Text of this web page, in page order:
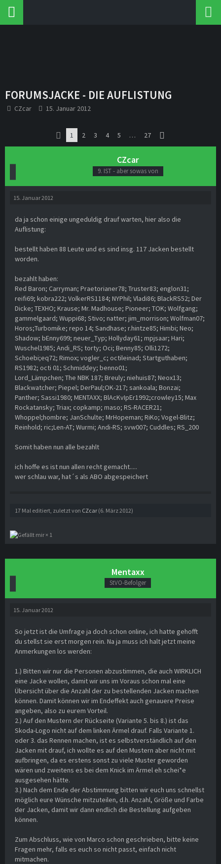
FORUMSJACKE - DIE AUFLISTUNG
CZcar 15. Januar 2012
1 2 3 4 5 … 27
CZcar
9. IST - aber sowas von
15. Januar 2012
da ja schon einige ungeduldig drauf warten, hier also die
Auflistung:
bestellt haben 88 Leute und es sind insg. 117 Jacken bestellt
worden.
bezahlt haben:
Red Baron; Carryman; Praetorianer78; Truster83; englon31;
reifi69; kobra222; VolkerRS1184; NYPhil; Vladi86; BlackRS52; Der
Dicke; TEXHO; Krause; Mr. Madhouse; Pioneer; TOK; Wolfgang;
gammelgaard; Wuppi68; Stivo; natter; jim_morrison; Wolfman07;
Horos;Turbomike; repo 14; Sandhase; r.hintze85; Himbi; Neo;
Shadow; bEnny699; neuer_Typ; Hollyday61; mpjsaar; Hari;
Wuschel1985; Andi_RS; torty; Oci; Benny85; Olli1272;
Schoebi;eq72; Rimox; vogler_c; octileinad; Startguthaben;
RS1982; octi 01; Schmiddey; benno01;
Lord_Lämpchen; The NBK 187; Breuly; niehuis87; Neox13;
Blackwatcher; Piepel; DerPaul;OK-217; sankoala; Bonzai;
Panther; Sassi1980; MENTAXX; BlAcKvIpEr1992;crowley15; Max
Rockatansky; Triax; copkamp; maso; RS-RACER21;
Whoppel;hombre; JanSchulte; MrHopeman; RiKo; Vogel-Blitz;
Reinhold; ric;Len-AT; Wurmi; Andi-RS; svw007; Cuddles; RS_200
Somit haben nun alle bezahlt
ich hoffe es ist nun allen recht gemacht.....
wer schlau war, hat´s als ABO abgespeichert
17 Mal editiert, zuletzt von CZcar (6. März 2012)
1
Mentaxx
StVO-Befolger
15. Januar 2012
So jetzt ist die Umfrage ja doch schon online, ich hatte gehofft
du stellst sie erst morgen rein. Na ja muss ich halt jetzt meine
Anmerkungen los werden:
1.) Bitten wir nur die Personen abzustimmen, die auch WIRKLICH
eine Jacke wollen, damit wir uns im Voraus schon mal eine
Übersicht über die Anzahl der zu bestellenden Jacken machen
können. Damit können wir im Endeffekt auch genauere Preise
angeben, also zu eurem Vorteil.
2.) Auf den Mustern der Rückseite (Variante 5. bis 8.) ist das
Skoda-Logo nicht auf dem linken Ärmel drauf. Falls Variante 1.
oder 3. das Rennen machen, ist es selbstverständlich auf den
Jacken mit drauf, ich wollte es auf den Mustern aber nicht mit
aufbringen, da es erstens sonst zu viele Muster geworden
wären und zweitens es bei dem Knick im Ärmel eh schei*e
ausgesehen hätte.
3.) Nach dem Ende der Abstimmung bitten wir euch uns schnellst
möglich eure Wünsche mitzuteilen, d.h. Anzahl, Größe und Farbe
der Jacken, damit wir dann endlich die Bestellung aufgeben
können.
Zum Abschluss, wie von Marco schon geschrieben, bitte keine
Fragen mehr, falls es euch so nicht passt, einfach nicht
mitmachen.